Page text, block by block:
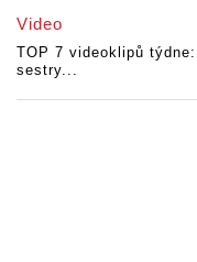
Video
TOP 7 videoklipů
sestry...